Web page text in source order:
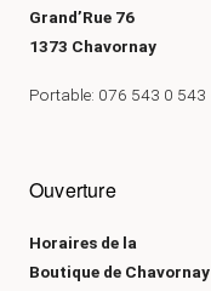
Grand’Rue 76
1373 Chavornay
Portable: 076 543 0 543
Ouverture
Horaires de la
Boutique de Chavornay